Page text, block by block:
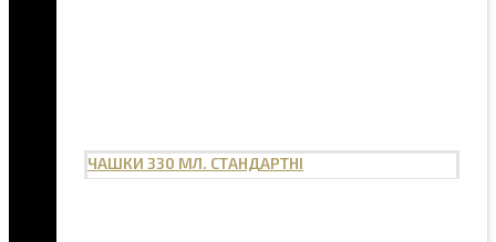
ЧАШКИ 330 МЛ. СТАНДАРТНІ